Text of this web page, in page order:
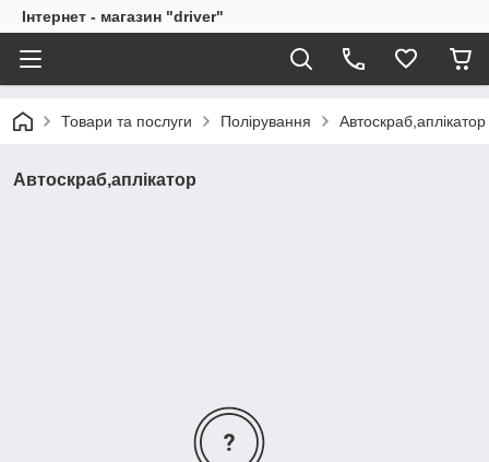
Інтернет - магазин "driver"
Товари та послуги Полірування Автоскраб,аплікатор
Автоскраб,аплікатор